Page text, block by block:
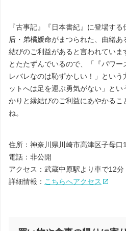
『古事記』『日本書紀』に登場す
后・弟橘媛命がまつられた、由緒
結びのご利益があると言われていま
とたたずんでいるので、「『パワ
レバレなのは恥ずかしい！」とい
ットへは足を運ぶ勇気がない」と
かりと縁結びのご利益にあやかる
ね。
住所：神奈川県川崎市高津区子母口
電話：非公開
アクセス：武蔵中原駅より車で12分
詳細情報： こちらへアクセス